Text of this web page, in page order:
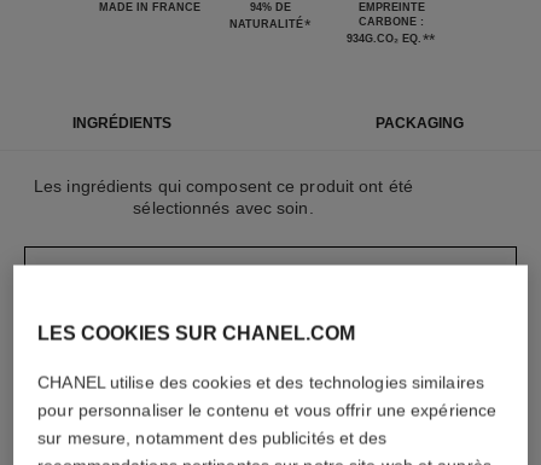
MADE IN FRANCE
94% DE
NATURALITÉ*
EMPREINTE
CARBONE :
934G.CO₂ EQ. **
INGRÉDIENTS PACKAGING
Les ingrédients qui composent ce produit ont été
sélectionnés avec soin.
conçu avec soin.
EN SAVOIR PLUS
LES COOKIES SUR CHANEL.COM
CHANEL utilise des cookies et des technologies similaires
pour personnaliser le contenu et vous offrir une expérience
sur mesure, notamment des publicités et des